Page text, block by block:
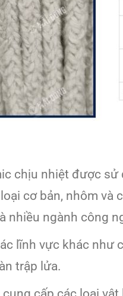
chịu nhiệt được
cơ bản, nhôm và
nhiều ngành công
lĩnh vực khác như
trập lửa.